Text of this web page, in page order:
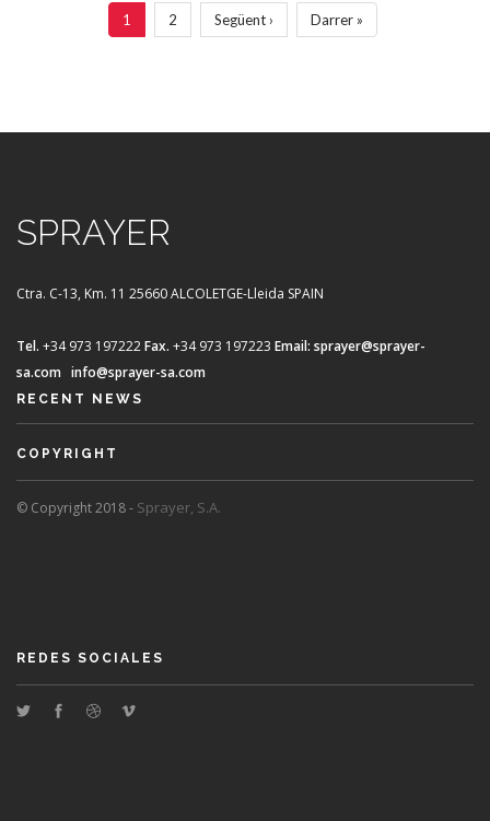
Página
actual
1 Página
2
Siguiente
página
Següent ›
Última
página
Darrer »
SPRAYER
Ctra. C-13, Km. 11 25660 ALCOLETGE-Lleida SPAIN
Tel. +34 973 197222Fax. +34 973 197223 Email: sprayer@sprayer-
sa.com info@sprayer-sa.com
RECENT NEWS
COPYRIGHT
© Copyright 2018 - Sprayer, S.A.
REDES SOCIALES